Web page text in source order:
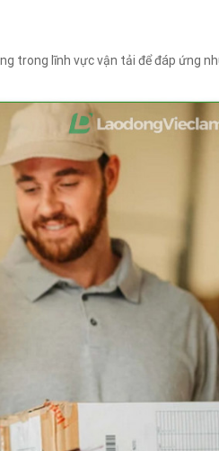
trong lĩnh vực vận tải để đáp ứng